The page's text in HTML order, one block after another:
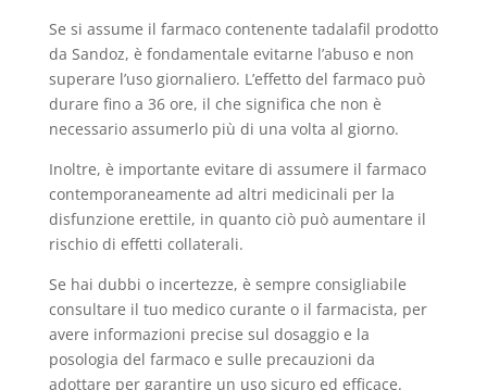
Se si assume il farmaco contenente tadalafil prodotto
da Sandoz, è fondamentale evitarne l’abuso e non
superare l’uso giornaliero. L’effetto del farmaco può
durare fino a 36 ore, il che significa che non è
necessario assumerlo più di una volta al giorno.
Inoltre, è importante evitare di assumere il farmaco
contemporaneamente ad altri medicinali per la
disfunzione erettile, in quanto ciò può aumentare il
rischio di effetti collaterali.
Se hai dubbi o incertezze, è sempre consigliabile
consultare il tuo medico curante o il farmacista, per
avere informazioni precise sul dosaggio e la
posologia del farmaco e sulle precauzioni da
adottare per garantire un uso sicuro ed efficace.